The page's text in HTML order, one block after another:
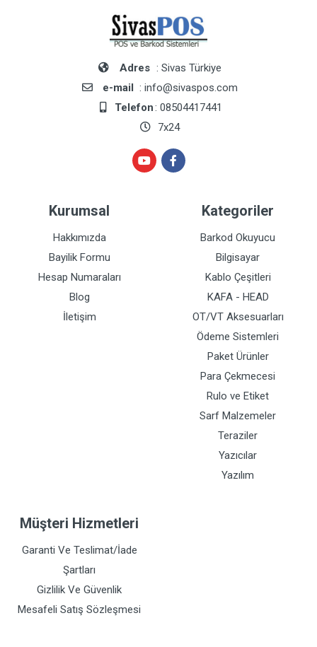
Adres : Sivas Türkiye
e-mail : info@sivaspos.com
Telefon: 08504417441
7x24
Kurumsal
Hakkımızda
Bayilik Formu
Hesap Numaraları
Blog
İletişim
Kategoriler
Barkod Okuyucu
Bilgisayar
Kablo Çeşitleri
KAFA - HEAD
OT/VT Aksesuarları
Ödeme Sistemleri
Paket Ürünler
Para Çekmecesi
Rulo ve Etiket
Sarf Malzemeler
Teraziler
Yazıcılar
Yazılım
Müşteri Hizmetleri
Garanti Ve Teslimat/İade
Şartları
Gizlilik Ve Güvenlik
Mesafeli Satış Sözleşmesi